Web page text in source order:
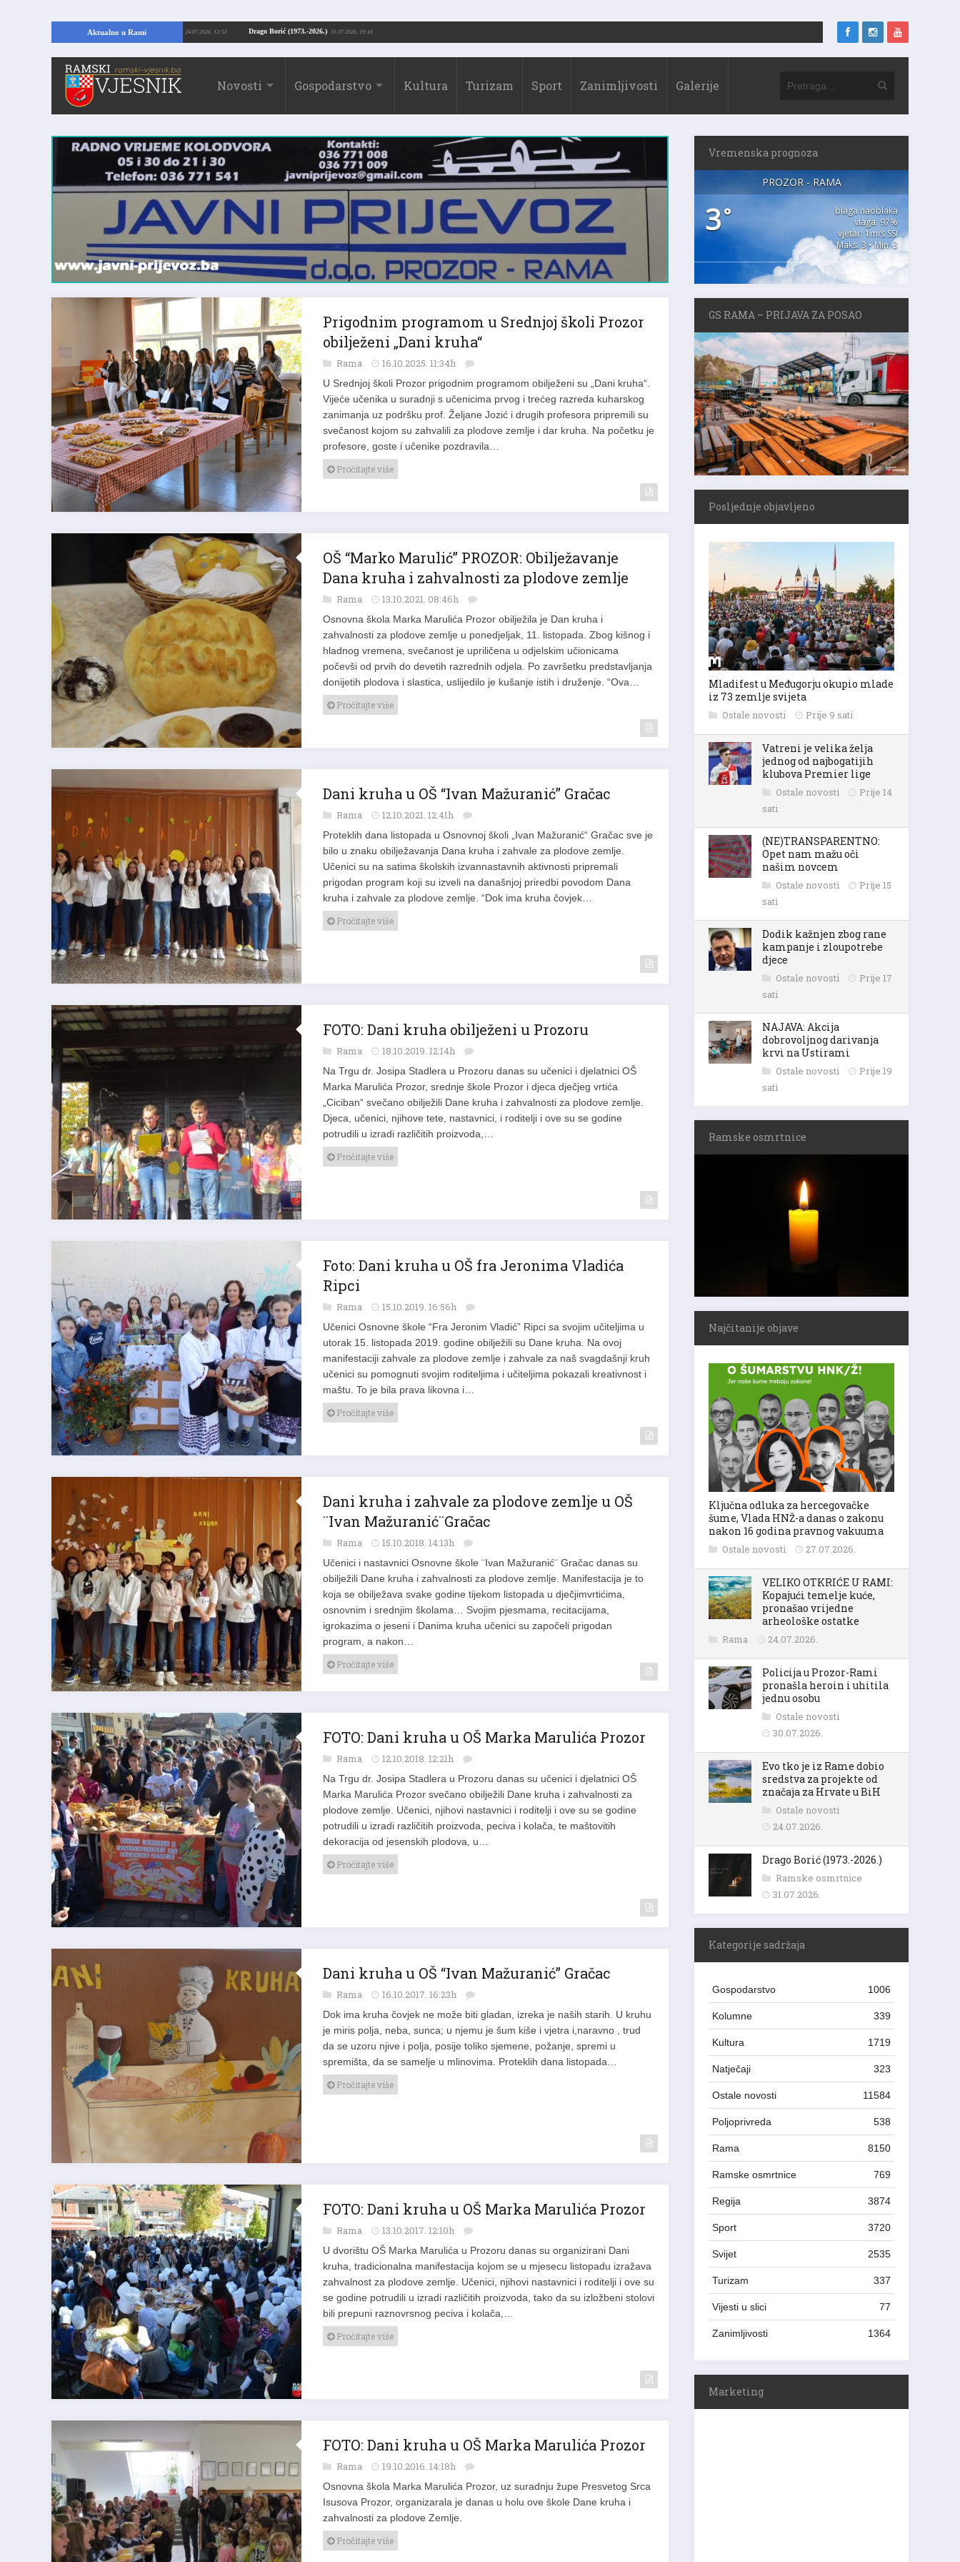
Aktualno u Rami Drago Borić (1973.-2026.)
U RAMI: Kopajući temelje kuće, pronašao vrijedne arheološke ostatke 24.07.2026. 13:51
Novosti Gospodarstvo Kultura Turizam Sport Zanimljivosti Galerije
Prigodnim programom u Srednjoj školi Prozor
obilježeni „Dani kruha“
Rama 16.10.2025. 11:34h
U Srednjoj školi Prozor prigodnim programom obilježeni su „Dani kruha“.
Vijeće učenika u suradnji s učenicima prvog i trećeg razreda kuharskog
zanimanja uz podršku prof. Željane Jozić i drugih profesora pripremili su
svečanost kojom su zahvalili za plodove zemlje i dar kruha. Na početku je
profesore, goste i učenike pozdravila…
Pročitajte više
OŠ “Marko Marulić” PROZOR: Obilježavanje
Dana kruha i zahvalnosti za plodove zemlje
Rama 13.10.2021. 08:46h
Osnovna škola Marka Marulića Prozor obilježila je Dan kruha i
zahvalnosti za plodove zemlje u ponedjeljak, 11. listopada. Zbog kišnog i
hladnog vremena, svečanost je upriličena u odjelskim učionicama
počevši od prvih do devetih razrednih odjela. Po završetku predstavljanja
donijetih plodova i slastica, uslijedilo je kušanje istih i druženje. “Ova…
Pročitajte više
Dani kruha u OŠ “Ivan Mažuranić” Gračac
Rama 12.10.2021. 12:41h
Proteklih dana listopada u Osnovnoj školi „Ivan Mažuranić“ Gračac sve je
bilo u znaku obilježavanja Dana kruha i zahvale za plodove zemlje.
Učenici su na satima školskih izvannastavnih aktivnosti pripremali
prigodan program koji su izveli na današnjoj priredbi povodom Dana
kruha i zahvale za plodove zemlje. “Dok ima kruha čovjek…
Pročitajte više
FOTO: Dani kruha obilježeni u Prozoru
Rama 18.10.2019. 12:14h
Na Trgu dr. Josipa Stadlera u Prozoru danas su učenici i djelatnici OŠ
Marka Marulića Prozor, srednje škole Prozor i djeca dječjeg vrtića
„Ciciban“ svečano obilježili Dane kruha i zahvalnosti za plodove zemlje.
Djeca, učenici, njihove tete, nastavnici, i roditelji i ove su se godine
potrudili u izradi različitih proizvoda,…
Pročitajte više
Foto: Dani kruha u OŠ fra Jeronima Vladića
Ripci
Rama 15.10.2019. 16:56h
Učenici Osnovne škole “Fra Jeronim Vladić” Ripci sa svojim učiteljima u
utorak 15. listopada 2019. godine obilježili su Dane kruha. Na ovoj
manifestaciji zahvale za plodove zemlje i zahvale za naš svagdašnji kruh
učenici su pomognuti svojim roditeljima i učiteljima pokazali kreativnost i
maštu. To je bila prava likovna i…
Pročitajte više
Dani kruha i zahvale za plodove zemlje u OŠ
¨Ivan Mažuranić¨Gračac
Rama 15.10.2018. 14:13h
Učenici i nastavnici Osnovne škole ¨Ivan Mažuranić¨ Gračac danas su
obilježili Dane kruha i zahvalnosti za plodove zemlje. Manifestacija je to
koja se obilježava svake godine tijekom listopada u dječjimvrtićima,
osnovnim i srednjim školama… Svojim pjesmama, recitacijama,
igrokazima o jeseni i Danima kruha učenici su započeli prigodan
program, a nakon…
Pročitajte više
FOTO: Dani kruha u OŠ Marka Marulića Prozor
Rama 12.10.2018. 12:21h
Na Trgu dr. Josipa Stadlera u Prozoru danas su učenici i djelatnici OŠ
Marka Marulića Prozor svečano obilježili Dane kruha i zahvalnosti za
plodove zemlje. Učenici, njihovi nastavnici i roditelji i ove su se godine
potrudili u izradi različitih proizvoda, peciva i kolača, te maštovitih
dekoracija od jesenskih plodova, u…
Pročitajte više
Dani kruha u OŠ “Ivan Mažuranić” Gračac
Rama 16.10.2017. 16:23h
Dok ima kruha čovjek ne može biti gladan, izreka je naših starih. U kruhu
je miris polja, neba, sunca; u njemu je šum kiše i vjetra i,naravno , trud
da se uzoru njive i polja, posije toliko sjemene, požanje, spremi u
spremišta, da se samelje u mlinovima. Proteklih dana listopada…
Pročitajte više
FOTO: Dani kruha u OŠ Marka Marulića Prozor
Rama 13.10.2017. 12:10h
U dvorištu OŠ Marka Marulića u Prozoru danas su organizirani Dani
kruha, tradicionalna manifestacija kojom se u mjesecu listopadu izražava
zahvalnost za plodove zemlje. Učenici, njihovi nastavnici i roditelji i ove su
se godine potrudili u izradi različitih proizvoda, tako da su izložbeni stolovi
bili prepuni raznovrsnog peciva i kolača,…
Pročitajte više
FOTO: Dani kruha u OŠ Marka Marulića Prozor
Rama 19.10.2016. 14:18h
Osnovna škola Marka Marulića Prozor, uz suradnju župe Presvetog Srca
Isusova Prozor, organizarala je danas u holu ove škole Dane kruha i
zahvalnosti za plodove Zemlje.
Pročitajte više
Vremenska prognoza
PROZOR - RAMA
3°
blaga naoblaka
vlaga: 97%
vjetar: 1m/s SSI
Maks. 3 • Min. 3
GS RAMA – PRIJAVA ZA POSAO
Posljednje objavljeno
Mladifest u Međugorju okupio mlade
iz 73 zemlje svijeta
Ostale novosti Prije 9 sati
Vatreni je velika želja
jednog od najbogatijih
klubova Premier lige
Ostale novosti
Prije 14
sati
(NE)TRANSPARENTNO:
Opet nam mažu oči
našim novcem
Ostale novosti
Prije 15
sati
Dodik kažnjen zbog rane
kampanje i zloupotrebe
djece
Ostale novosti
Prije 17
sati
NAJAVA: Akcija
dobrovoljnog darivanja
krvi na Ustirami
Ostale novosti
Prije 19
sati
Ramske osmrtnice
Najčitanije objave
Ključna odluka za hercegovačke
šume, Vlada HNŽ-a danas o zakonu
nakon 16 godina pravnog vakuuma
Ostale novosti 27.07.2026.
VELIKO OTKRIĆE U RAMI:
Kopajući temelje kuće,
pronašao vrijedne
arheološke ostatke
Rama 24.07.2026.
Policija u Prozor-Rami
pronašla heroin i uhitila
jednu osobu
Ostale novosti
30.07.2026.
Evo tko je iz Rame dobio
sredstva za projekte od
značaja za Hrvate u BiH
Ostale novosti
24.07.2026.
Drago Borić (1973.-2026.)
Ramske osmrtnice
31.07.2026.
Kategorije sadržaja
Gospodarstvo 1006
Kolumne 339
Kultura 1719
Natječaji 323
Ostale novosti 11584
Poljoprivreda 538
Rama 8150
Ramske osmrtnice 769
Regija 3874
Sport 3720
Svijet 2535
Turizam 337
Vijesti u slici 77
Zanimljivosti 1364
Marketing